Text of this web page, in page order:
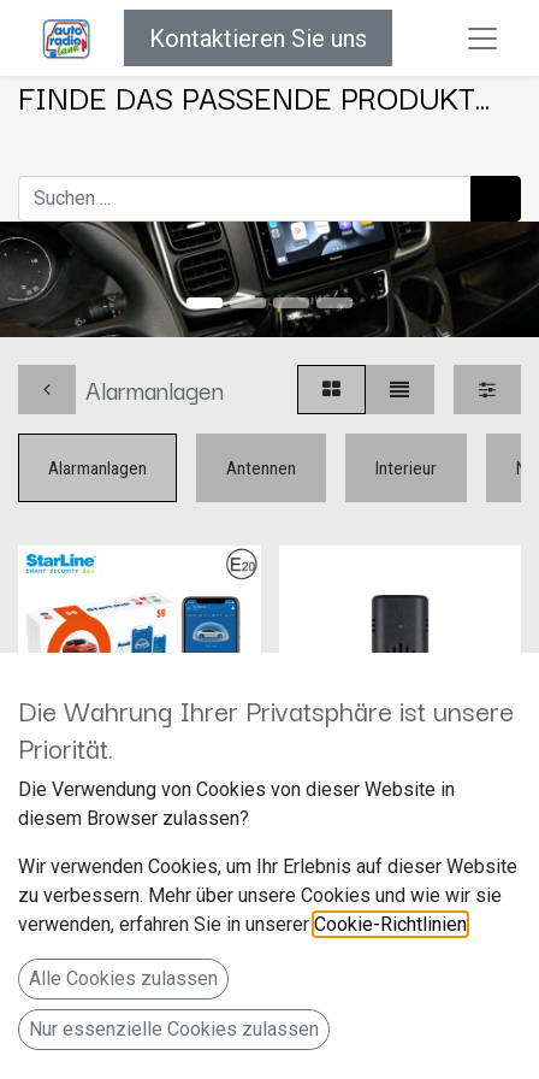
Kontaktieren Sie uns
FINDE DAS PASSENDE PRODUKT...
Alarmanlagen
Alarmanlagen Antennen Interieur
STARLINE Alarmsystem mit WFS,
GSM, TAG, GPS
Hersteller: Ampire
Artikelnummer: STAR-S9-V2-
4G-GPS
Deutschland www.ampire.de
mit WFS, GSM, TAG, GPS
1.400,00€
Hersteller: Thitronik
Artikelnummer: 100759
Thitronik GmbH
Finkenweg 11-15
WiPro III safe.lock
Die Wahrung Ihrer Privatsphäre ist unsere
Priorität.
Die Verwendung von Cookies von dieser Website in
diesem Browser zulassen?
Wir verwenden Cookies, um Ihr Erlebnis auf dieser Website
zu verbessern. Mehr über unsere Cookies und wie wir sie
verwenden, erfahren Sie in unserer Cookie-Richtlinien
Alle Cookies zulassen
Nur essenzielle Cookies zulassen